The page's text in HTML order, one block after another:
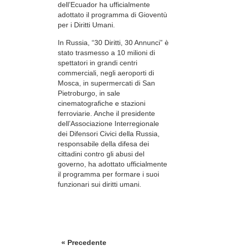
dell’Ecuador ha ufficialmente
adottato il programma di Gioventù
per i Diritti Umani.
In Russia, “30 Diritti, 30 Annunci” è
stato trasmesso a 10 milioni di
spettatori in grandi centri
commerciali, negli aeroporti di
Mosca, in supermercati di San
Pietroburgo, in sale
cinematografiche e stazioni
ferroviarie. Anche il presidente
dell’Associazione Interregionale
dei Difensori Civici della Russia,
responsabile della difesa dei
cittadini contro gli abusi del
governo, ha adottato ufficialmente
il programma per formare i suoi
funzionari sui diritti umani.
« Precedente